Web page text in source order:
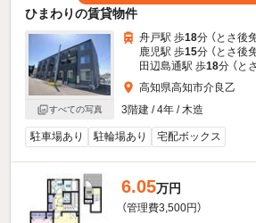
ひまわりの賃貸物件
すべての写真
舟戸駅 歩18分 （とさ後
鹿児駅 歩15分 （とさ後
田辺島通駅 歩18分 （と
高知県高知市介良乙
3階建 / 4年 / 木造
駐車場あり 駐輪場あり 宅配ボックス
6.05万円
（管理費3,500円）